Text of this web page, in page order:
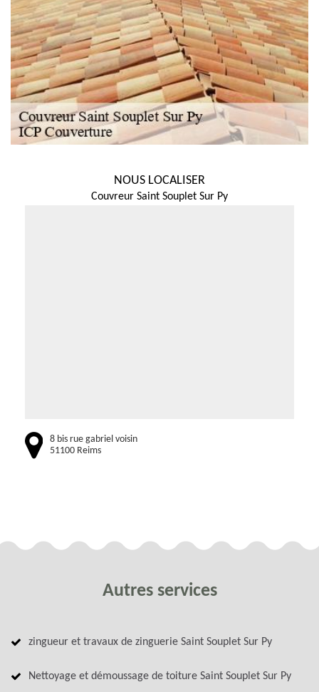
NOUS LOCALISER
Couvreur Saint Souplet Sur Py
8 bis rue gabriel voisin
51100 Reims
Autres services
zingueur et travaux de zinguerie Saint Souplet Sur Py
Nettoyage et démoussage de toiture Saint Souplet Sur Py